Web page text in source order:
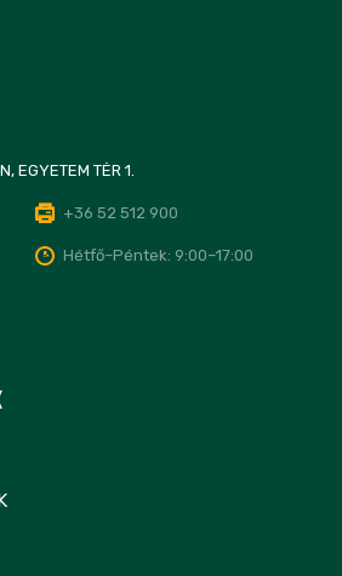
EGYETEM TÉR 1.
+36 52 512 900
Hétfő–Péntek: 9:00–17:00